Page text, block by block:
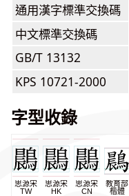
通用漢字標準交換碼
中文標準交換碼
GB/T 13132
KPS 10721-2000
字型收錄
思源宋
TW
思源宋
HK
思源宋
CN
教育部
楷體